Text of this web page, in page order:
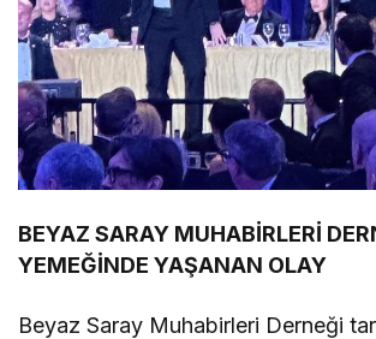
BEYAZ SARAY MUHABİRLERİ
YEMEĞİNDE YAŞANAN OLAY
Beyaz Saray Muhabirleri Derneği